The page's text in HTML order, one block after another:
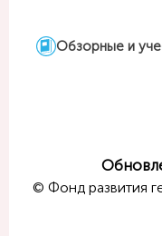
Обзорные и
© Фонд развития